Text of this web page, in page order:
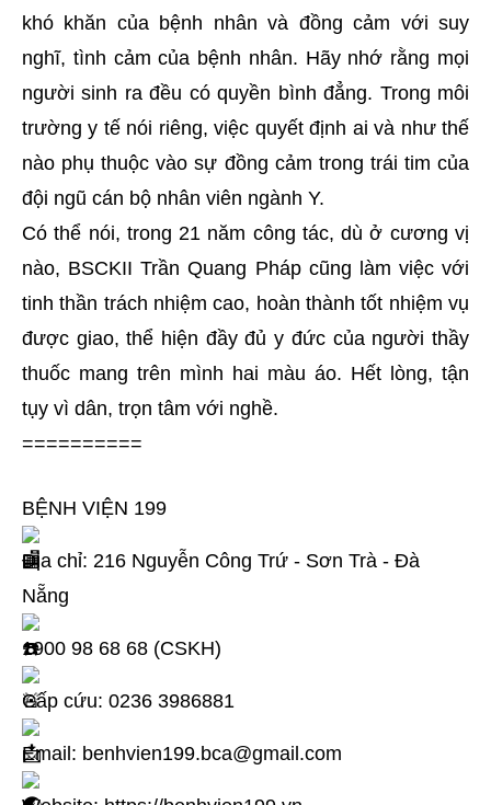
khó khăn của bệnh nhân và đồng cảm với suy
nghĩ, tình cảm của bệnh nhân. Hãy nhớ rằng mọi
người sinh ra đều có quyền bình đẳng. Trong môi
trường y tế nói riêng, việc quyết định ai và như thế
nào phụ thuộc vào sự đồng cảm trong trái tim của
đội ngũ cán bộ nhân viên ngành Y.
Có thể nói, trong 21 năm công tác, dù ở cương vị
nào, BSCKII Trần Quang Pháp cũng làm việc với
tinh thần trách nhiệm cao, hoàn thành tốt nhiệm vụ
được giao, thể hiện đầy đủ y đức của người thầy
thuốc mang trên mình hai màu áo. Hết lòng, tận
tụy vì dân, trọn tâm với nghề.
==========
BỆNH VIỆN 199
Địa chỉ: 216 Nguyễn Công Trứ - Sơn Trà - Đà
Nẵng
1900 98 68 68 (CSKH)
Cấp cứu: 0236 3986881
Email: benhvien199.bca@gmail.com